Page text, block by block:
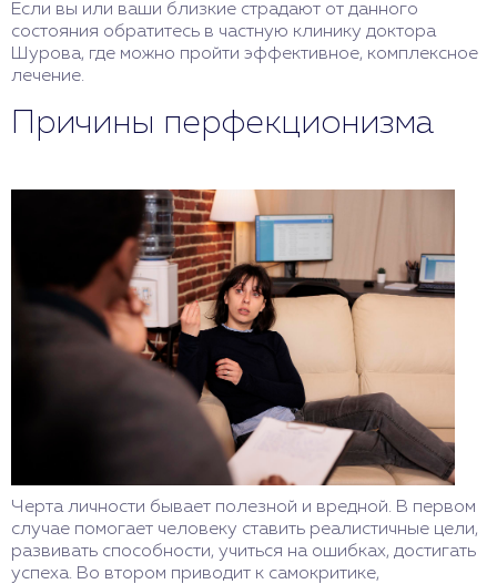
Если вы или ваши близкие страдают от данного
состояния обратитесь в частную клинику доктора
Шурова, где можно пройти эффективное, комплексное
лечение.
Причины перфекционизма
Черта личности бывает полезной и вредной. В первом
случае помогает человеку ставить реалистичные цели,
развивать способности, учиться на ошибках, достигать
успеха. Во втором приводит к самокритике,